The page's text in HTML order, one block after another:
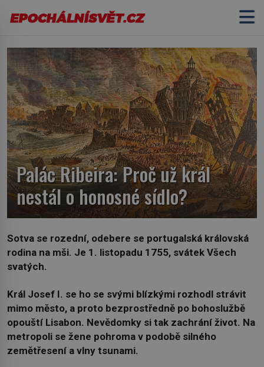
Palác Ribeira: Proč už král
nestál o honosné sídlo?
Sotva se rozední, odebere se portugalská královská
rodina na mši. Je 1. listopadu 1755, svátek Všech
svatých.
Král Josef I. se ho se svými blízkými rozhodl strávit
mimo město, a proto bezprostředně po bohoslužbě
opouští Lisabon. Nevědomky si tak zachrání život. Na
metropoli se žene pohroma v podobě silného
zemětřesení a vlny tsunami.